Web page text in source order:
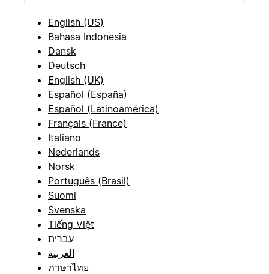
English (US)
Bahasa Indonesia
Dansk
Deutsch
English (UK)
Español (España)
Español (Latinoamérica)
Français (France)
Italiano
Nederlands
Norsk
Português (Brasil)
Suomi
Svenska
Tiếng Việt
עברית
العربية
ภาษาไทย